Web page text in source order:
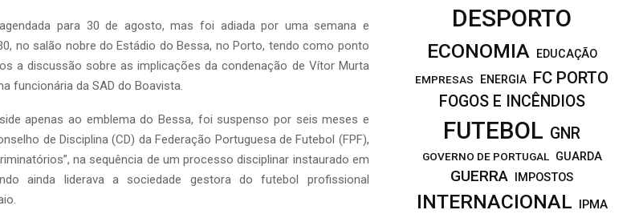
para 30 de agosto, mas foi adiada por uma semana e
no salão nobre do Estádio do Bessa, no Porto, tendo como ponto
a discussão sobre as implicações da condenação de Vítor Murta
funcionária da SAD do Boavista.
apenas ao emblema do Bessa, foi suspenso por seis meses e
de Disciplina (CD) da Federação Portuguesa de Futebol (FPF),
na sequência de um processo disciplinar instaurado em
ainda liderava a sociedade gestora do futebol profissional
DESPORTO
ECONOMIA
EDUCAÇÃO
EMPRESAS
ENERGIA FC PORTO
FOGOS E INCÊNDIOS
FUTEBOL GNR
GOVERNO DE PORTUGAL GUARDA
GUERRA IMPOSTOS
INTERNACIONAL IPMA